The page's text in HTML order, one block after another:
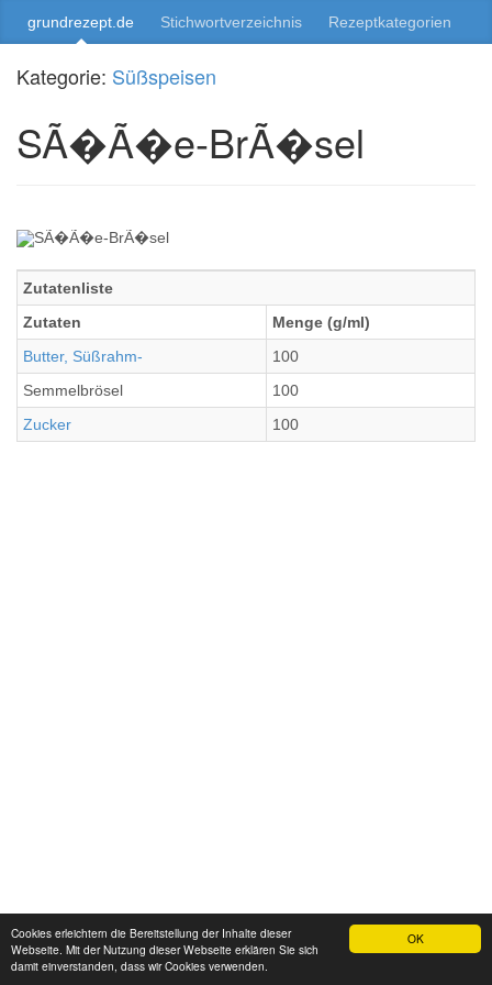
OK
Cookies erleichtern die Bereitstellung der Inhalte dieser
Webseite. Mit der Nutzung dieser Webseite erklären Sie sich
damit einverstanden, dass wir Cookies verwenden.
grundrezept.de Stichwortverzeichnis Rezeptkategorien
Kategorie: Süßspeisen
SÃ�Ã�e-BrÃ�sel
Zutatenliste
Zutaten
Menge (g/ml)
Butter, Süßrahm-
100
Semmelbrösel
100
Zucker
100